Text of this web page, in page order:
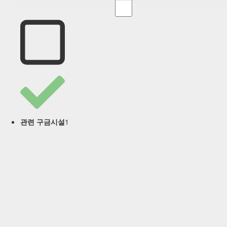
관련 구금시설1